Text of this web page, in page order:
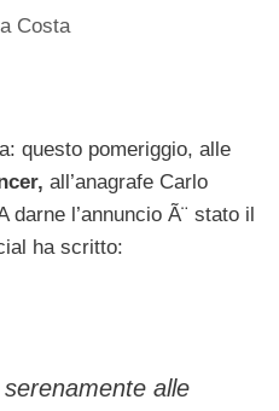
Costa
questo pomeriggio, alle
all’anagrafe Carlo
darne l’annuncio Ã¨ stato il
ha scritto:
alle